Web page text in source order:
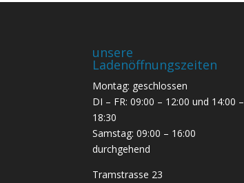
unsere
Ladenöffnungszeiten
Montag: geschlossen
DI – FR: 09:00 – 12:00 und 14:00 –
18:30
Samstag: 09:00 – 16:00
durchgehend
Tramstrasse 23